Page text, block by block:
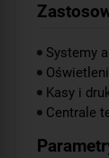
Systemy
Kasy i
Centrale